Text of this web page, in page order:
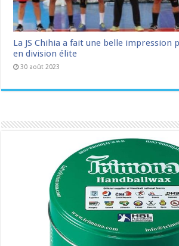
La JS Chihia a fait une belle impression
en division élite
30 août 2023